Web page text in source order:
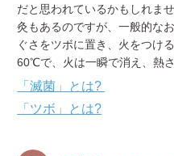
だと思われているかもしれま
灸もあるのですが、一般的な
ぐさをツボに置き、火をつけ
60℃で、火は一瞬で消え、熱
「滅菌」とは?
「ツボ」とは?